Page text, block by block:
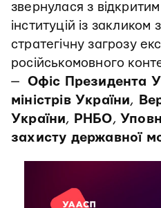
звернулася з
інституцій із закликом
стратегічну загрозу
російськомовного
—
Офіс Президента
міністрів України,
України, РНБО,
захисту державної